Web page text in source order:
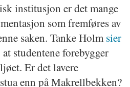
institusjon er det mange
som fremføres av
saken. Tanke Holm sier
studentene forebygger
Er det lavere
enn på Makrellbekken?